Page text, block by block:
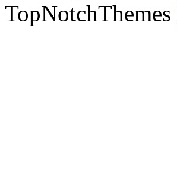
TopNotchThemes